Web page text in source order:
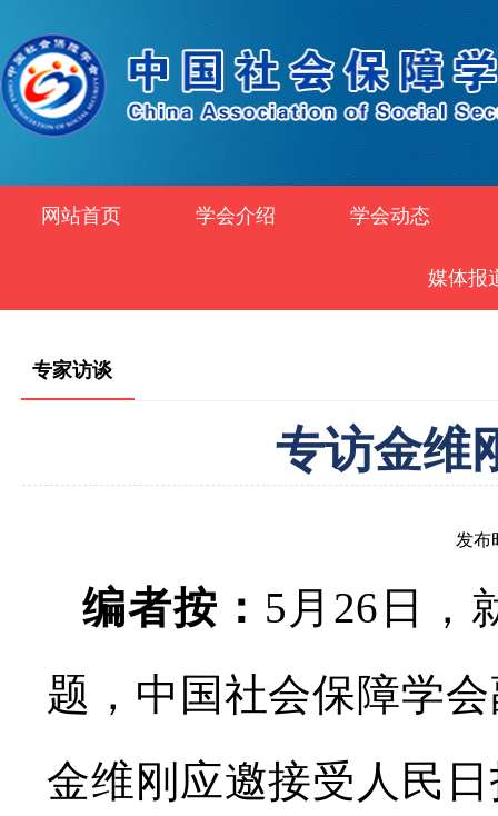
网站首页 学会介绍 学会动态
媒体报
专家访谈
专访金维
发布
编者按： 5月26日，
题，中国社会保障学
金维刚应邀接受人民